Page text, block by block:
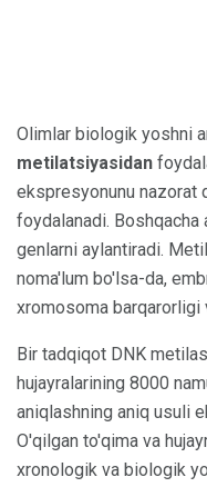
Olimlar biologik yoshni
metilatsiyasidan
ekspresyonunu nazorat
foydalanadi.
genlarni aylantiradi.
noma'lum bo'lsa-da,
xromosoma barqarorligi
Bir tadqiqot DNK
hujayralarining 8000
aniqlashning aniq usuli
O'qilgan to'qima va
xronologik va biologik